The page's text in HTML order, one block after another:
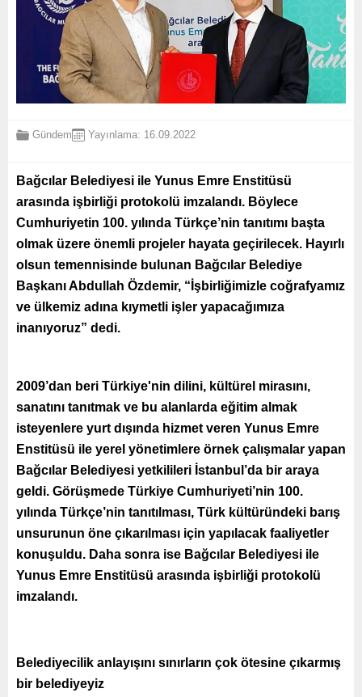
Gündem Yayınlama: 16.09.2022
Bağcılar Belediyesi ile Yunus Emre Enstitüsü
arasında işbirliği protokolü imzalandı. Böylece
Cumhuriyetin 100. yılında Türkçe’nin tanıtımı başta
olmak üzere önemli projeler hayata geçirilecek. Hayırlı
olsun temennisinde bulunan Bağcılar Belediye
Başkanı Abdullah Özdemir, “İşbirliğimizle coğrafyamız
ve ülkemiz adına kıymetli işler yapacağımıza
inanıyoruz” dedi.
2009’dan beri Türkiye'nin dilini, kültürel mirasını,
sanatını tanıtmak ve bu alanlarda eğitim almak
isteyenlere yurt dışında hizmet veren Yunus Emre
Enstitüsü ile yerel yönetimlere örnek çalışmalar yapan
Bağcılar Belediyesi yetkilileri İstanbul’da bir araya
geldi. Görüşmede Türkiye Cumhuriyeti’nin 100.
yılında Türkçe’nin tanıtılması, Türk kültüründeki barış
unsurunun öne çıkarılması için yapılacak faaliyetler
konuşuldu. Daha sonra ise Bağcılar Belediyesi ile
Yunus Emre Enstitüsü arasında işbirliği protokolü
imzalandı.
Belediyecilik anlayışını sınırların çok ötesine çıkarmış
bir belediyeyiz